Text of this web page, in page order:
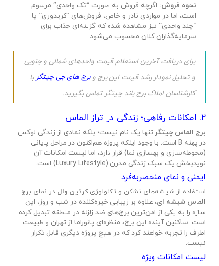
نحوه فروش: اگرچه فروش به صورت “تک واحدی” مرسوم
است، اما در مواردی نادر و خاص، فروش‌های “کریدوری” یا
“چند واحدی” نیز مشاهده شده که گزینه‌ای جذاب برای
سرمایه‌گذاران کلان محسوب می‌شود.
برای دریافت آخرین استعلام قیمت واحدهای شمالی و جنوبی
و تحلیل نمودار رشد قیمت این برج وبرج های جی چیتگر با
کارشناسان املاک برج بلند چیتگر تماس بگیرید.
برج الماس چیتگرتنها یک نام نیست؛ بلکه نمادی از زندگی لوکس
در پهنه B است. با وجود اینکه پروژه هم‌اکنون در مراحل پایانی
(محوطه‌سازی و بهسازی نما) قرار دارد، اما لیست امکانات آن
نویدبخش یک سبک زندگی مدرن (Luxury Lifestyle) است.
ایمنی و نمای منحصر‌به‌فرد
استفاده از شیشه‌های نشکن و تکنولوژیکرتین والدر نمایبرج
الماس شیشه ای، علاوه بر زیبایی خیره‌کننده در شب و روز، این
سازه را به یکی از امن‌ترین برج‌های ضد زلزله در منطقه تبدیل کرده
است. ساکنین آینده این برج، منظره‌ای پانوراما از تهران و طبیعت
اطراف را تجربه خواهند کرد که در هیچ پروژه دیگری قابل تکرار
نیست.
لیست امکانات ویژه